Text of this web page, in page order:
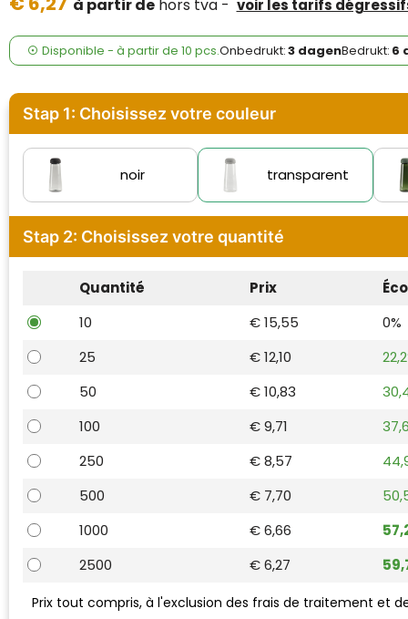
Fresh 'n Rebel
GolfOriginals
James Harvest
Kingcap
Mepal
Moleskine
Parker
Waterman
à partir dehors tva - voir les tarifs
Disponible - à partir de 10 pcs.Onbedrukt:3 dagenBedrukt: 6
Stap 1: Choisissez votre couleur
noir transparent
Stap 2: Choisissez votre quantité
Quantité Prix
10
€ 15,55
0%
25
€ 12,10
50
€ 10,83
100
€ 9,71
250
€ 8,57
500
€ 7,70
1000
€ 6,66
2500
€ 6,27
Prix tout compris, à l'exclusion des frais de traitement et